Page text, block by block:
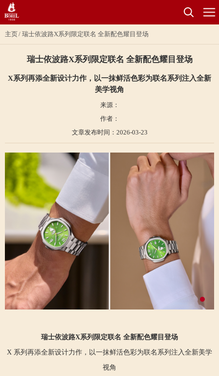
主页 瑞士依波路X系列限定联名 全新配色耀目登场
瑞士依波路X系列限定联名 全新配色耀目登场
X系列再添全新设计力作，以一抹鲜活色彩为联名系列注入全新
美学视角
来源：
作者：
文章发布时间：2026-03-23
瑞士依波路X系列限定联名 全新配色耀目登场
X 系列再添全新设计力作，以一抹鲜活色彩为联名系列注入全新美学
视角